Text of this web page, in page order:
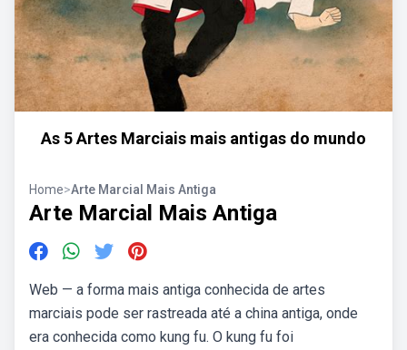
As 5 Artes Marciais mais antigas do mundo
Home>Arte Marcial Mais Antiga
Arte Marcial Mais Antiga
Web — a forma mais antiga conhecida de artes
marciais pode ser rastreada até a china antiga, onde
era conhecida como kung fu. O kung fu foi